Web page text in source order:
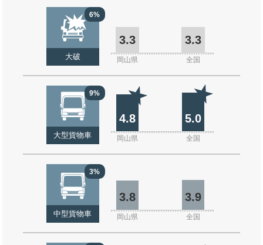
6%
大破
3.3 3.3
岡山県 全国
9%
大型貨物車
4.8 5.0
岡山県 全国
3%
中型貨物車
3.8 3.9
岡山県 全国